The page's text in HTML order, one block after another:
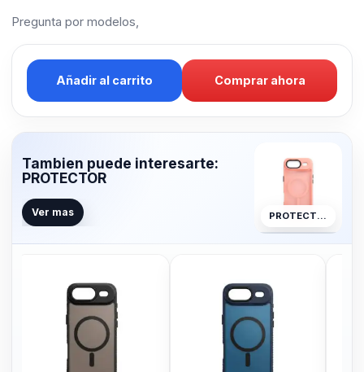
Pregunta por modelos,
Añadir al carrito Comprar ahora
Tambien puede interesarte:
PROTECTOR
Ver mas PROTECTOR